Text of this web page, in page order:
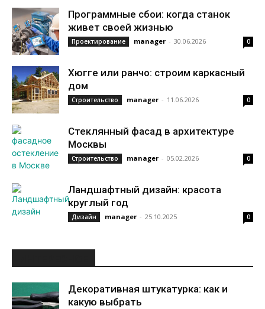
Программные сбои: когда станок
живет своей жизнью
Проектирование manager - 30.06.2026 0
Хюгге или ранчо: строим каркасный
дом
Строительство manager - 11.06.2026 0
Стеклянный фасад в архитектуре
Москвы
Строительство manager - 05.02.2026 0
Ландшафтный дизайн: красота
круглый год
Дизайн manager - 25.10.2025 0
Декоративная штукатурка: как и
какую выбрать